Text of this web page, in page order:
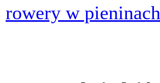
rowery w pieninach